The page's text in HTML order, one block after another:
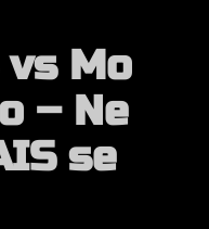
vs Mo
– Ne
se